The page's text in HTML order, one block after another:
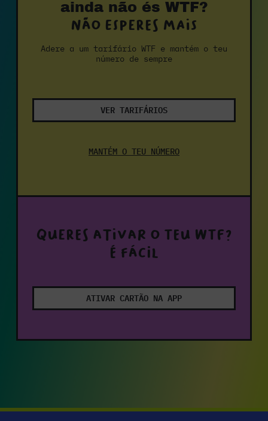
ainda não és WTF?
Não esperes mais
Adere a um tarifário WTF e mantém o teu
número de sempre
VER TARIFÁRIOS
MANTÉM O TEU NÚMERO
Queres ativar o teu WTF?
É fácil
ATIVAR CARTÃO NA APP